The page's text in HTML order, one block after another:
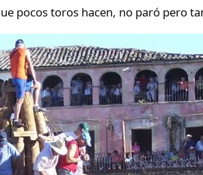
pocos toros hacen, no paró pero